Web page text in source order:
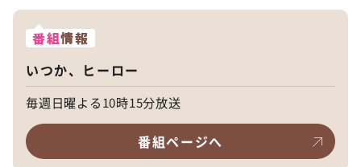
番組情報
いつか、ヒーロー
毎週日曜よる10時15分放送
番組ページへ